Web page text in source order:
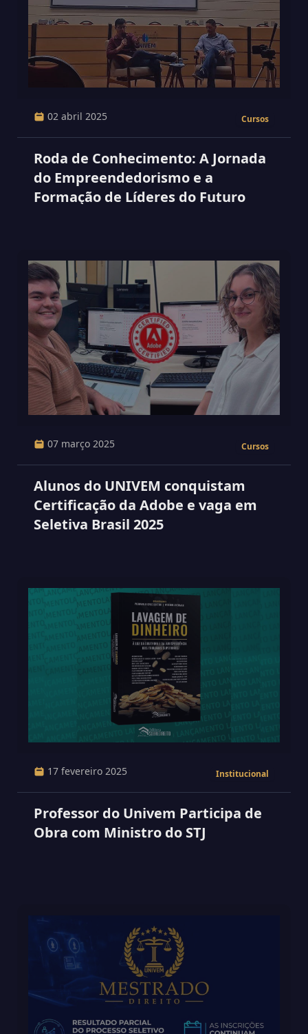
02 abril 2025 Cursos
Roda de Conhecimento: A Jornada
do Empreendedorismo e a
Formação de Líderes do Futuro
07 março 2025 Cursos
Alunos do UNIVEM conquistam
Certificação da Adobe e vaga em
Seletiva Brasil 2025
17 fevereiro 2025 Institucional
Professor do Univem Participa de
Obra com Ministro do STJ